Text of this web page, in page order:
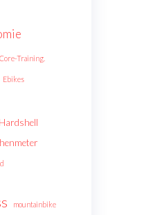
Core-Training.
Ebikes
Hardshell
mountainbike